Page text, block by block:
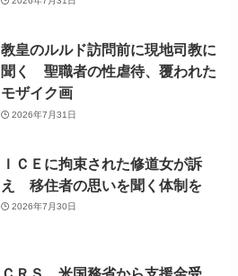
教皇のルルド訪問前に現地司教に
聞く 聖職者の性虐待、覆われた
モザイク画
2026年7月31日
ＩＣＥに拘束された修道女が訴
え 移住者の思いを聞く体制を
2026年7月30日